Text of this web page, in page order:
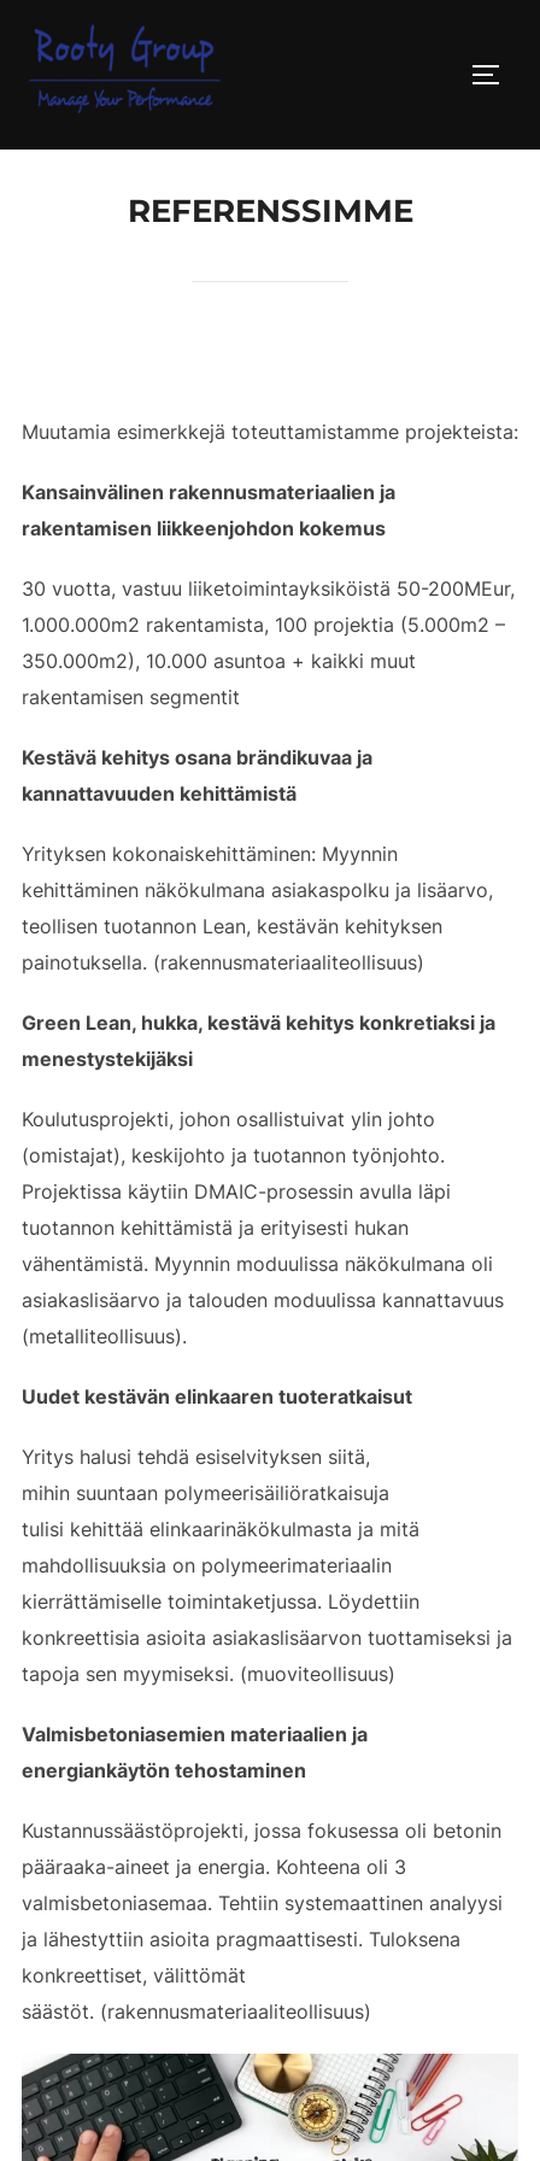
content
REFERENSSIMME
Muutamia esimerkkejä toteuttamistamme projekteista:
Kansainvälinen rakennusmateriaalien ja
rakentamisen liikkeenjohdon kokemus
30 vuotta, vastuu liiketoimintayksiköistä 50-200MEur,
1.000.000m2 rakentamista, 100 projektia (5.000m2 –
350.000m2), 10.000 asuntoa + kaikki muut
rakentamisen segmentit
Kestävä kehitys osana brändikuvaa ja
kannattavuuden kehittämistä
Yrityksen kokonaiskehittäminen: Myynnin
kehittäminen näkökulmana asiakaspolku ja lisäarvo,
teollisen tuotannon Lean, kestävän kehityksen
painotuksella. (rakennusmateriaaliteollisuus)
Green Lean, hukka, kestävä kehitys konkretiaksi ja
menestystekijäksi
Koulutusprojekti, johon osallistuivat ylin johto
(omistajat), keskijohto ja tuotannon työnjohto.
Projektissa käytiin DMAIC-prosessin avulla läpi
tuotannon kehittämistä ja erityisesti hukan
vähentämistä. Myynnin moduulissa näkökulmana oli
asiakaslisäarvo ja talouden moduulissa kannattavuus
(metalliteollisuus).
Uudet kestävän elinkaaren tuoteratkaisut
Yritys halusi tehdä esiselvityksen siitä,
mihin suuntaan polymeerisäiliöratkaisuja
tulisi kehittää elinkaarinäkökulmasta ja mitä
mahdollisuuksia on polymeerimateriaalin
kierrättämiselle toimintaketjussa. Löydettiin
konkreettisia asioita asiakaslisäarvon tuottamiseksi ja
tapoja sen myymiseksi. (muoviteollisuus)
Valmisbetoniasemien materiaalien ja
energiankäytön tehostaminen
Kustannussäästöprojekti, jossa fokusessa oli betonin
pääraaka-aineet ja energia. Kohteena oli 3
valmisbetoniasemaa. Tehtiin systemaattinen analyysi
ja lähestyttiin asioita pragmaattisesti. Tuloksena
konkreettiset, välittömät
säästöt. (rakennusmateriaaliteollisuus)